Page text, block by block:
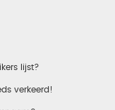
lijst?
verkeerd!